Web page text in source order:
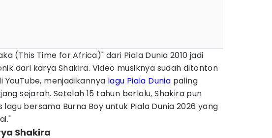
(This Time for Africa)" dari Piala Dunia 2010 jadi
dari karya Shakira. Video musiknya sudah ditonton
YouTube, menjadikannya lagu Piala Dunia paling
sejarah. Setelah 15 tahun berlalu, Shakira pun
lagu bersama Burna Boy untuk Piala Dunia 2026 yang
Shakira